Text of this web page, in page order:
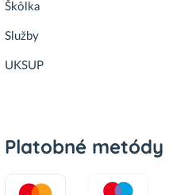
Škôlka
Služby
UKSUP
Platobné metódy